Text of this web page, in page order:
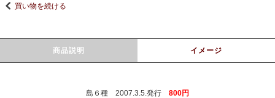
買い物を続ける
商品説明 イメージ
島６種 2007.3.5.発行 800円